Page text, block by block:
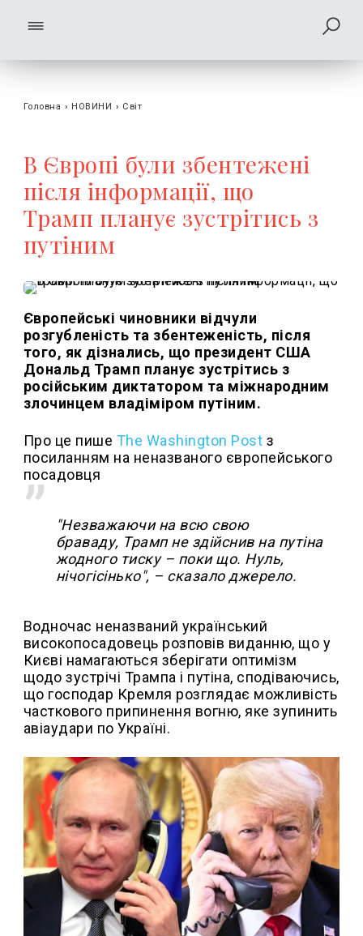
Головна › НОВИНИ › Світ
В Європі були збентежені
після інформації, що
Трамп планує зустрітись з
путіним
Європейські чиновники відчули
розгубленість та збентеженість, після
того, як дізнались, що президент США
Дональд Трамп планує зустрітись з
російським диктатором та міжнародним
злочинцем владіміром путіним.
Про це пише The Washington Post з
посиланням на неназваного європейського
посадовця
"Незважаючи на всю свою
браваду, Трамп не здійснив на путіна
жодного тиску – поки що. Нуль,
нічогісінько", – сказало джерело.
Водночас неназваний український
високопосадовець розповів виданню, що у
Києві намагаються зберігати оптимізм
щодо зустрічі Трампа і путіна, сподіваючись,
що господар Кремля розглядає можливість
часткового припинення вогню, яке зупинить
авіаудари по Україні.